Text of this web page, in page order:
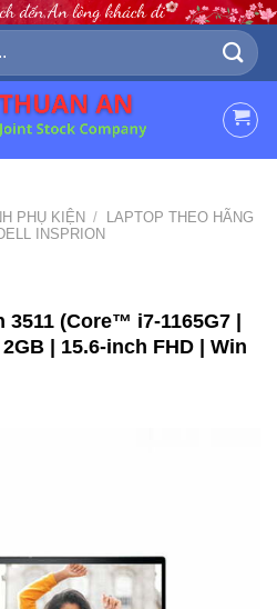
PHỤ KIỆN / LAPTOP THEO HÃNG
INSPRION
(Core™ i7-1165G7 |
| 15.6-inch FHD | Win